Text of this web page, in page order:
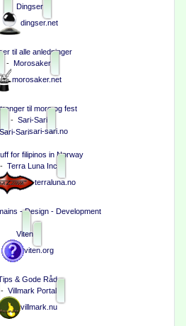
Dingser
dingser.net
til alle anledninger
- Morosaker
morosaker.net
til moro og fest
- Sari-Sari
sari-sari.no
for filipinos in Norway
- Terra Luna Inc
terraluna.no
- Design - Development
Viten
viten.org
& Gode Råd
- Villmark Portal
villmark.nu